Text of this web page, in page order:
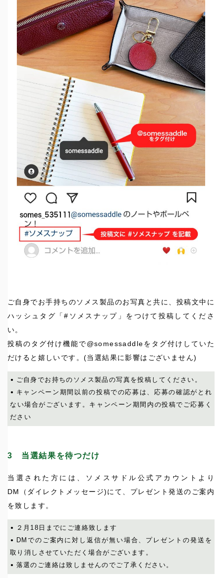
ご自身でお手持ちのソメス製品のお写真と共に、投稿文中に
ハッシュタグ「#ソメスナップ」をつけて投稿してくださ
い。
投稿のタグ付け機能で@somessaddleをタグ付けしていた
だけると嬉しいです。(当選結果に影響はございません)
ご自身でお持ちのソメス製品の写真を投稿してください。
キャンペーン期間以前の投稿での応募は、応募の確認がとれ
ない場合がございます。キャンペーン期間内の投稿でご応募く
ださい
3 当選結果を待つだけ
当選された方には、ソメスサドル公式アカウントより
DM（ダイレクトメッセージ)にて、プレゼント発送のご案内
を致します。
２月18日までにご連絡致します
DMでのご案内に対し返信が無い場合、プレゼントの発送を
取り消しさせていただく場合がございます。
落選のご連絡は致しませんのでご了承ください。